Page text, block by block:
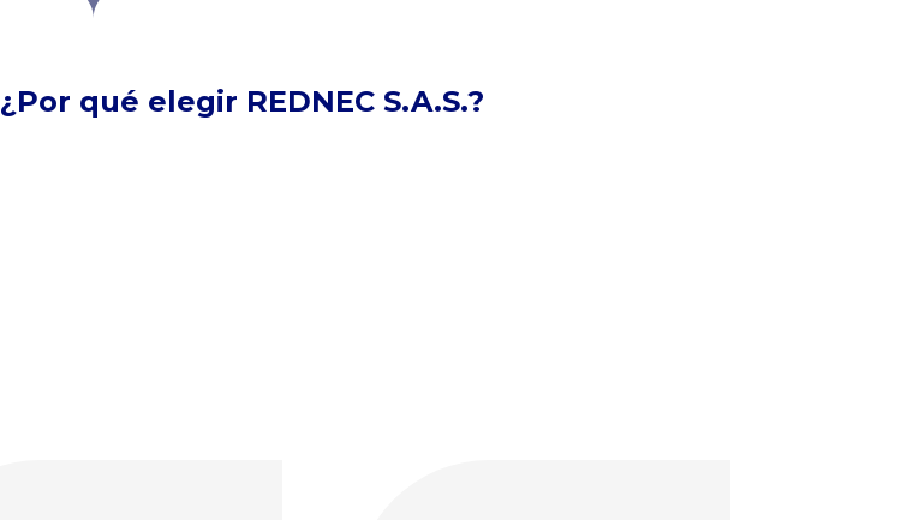
¿Por qué elegir REDNEC S.A.S.?